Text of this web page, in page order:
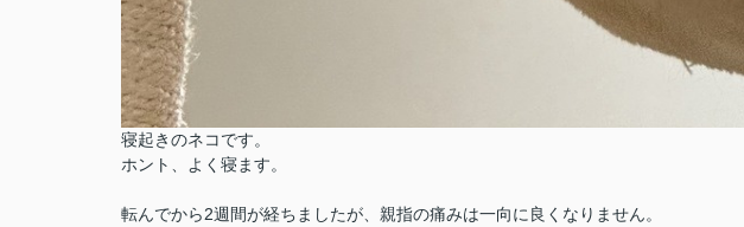
寝起きのネコです。
ホント、よく寝ます。
転んでから2週間が経ちましたが、親指の痛みは一向に良くなりません。